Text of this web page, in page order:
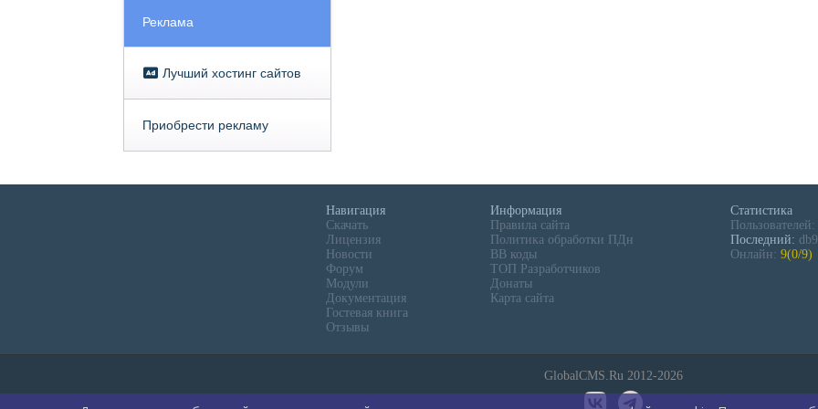
Реклама
Лучший хостинг сайтов
Приобрести рекламу
Навигация
Скачать
Лицензия
Новости
Форум
Модули
Документация
Гостевая книга
Отзывы
Информация
Правила сайта
Политика обработки ПДн
BB коды
ТОП Разработчиков
Донаты
Карта сайта
Статистика
Пользователей:
Последний:
Онлайн: 9(0/9)
GlobalCMS.Ru 2012-2026